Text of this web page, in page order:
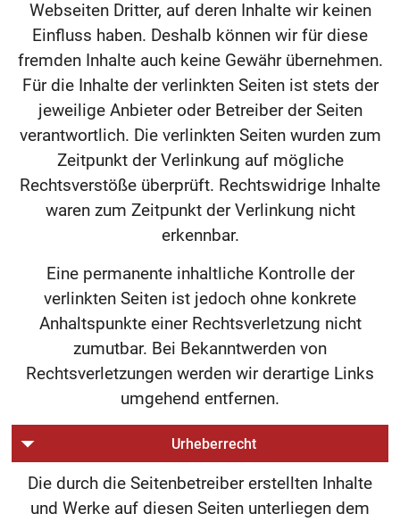
Webseiten Dritter, auf deren Inhalte wir keinen
Einfluss haben. Deshalb können wir für diese
fremden Inhalte auch keine Gewähr übernehmen.
Für die Inhalte der verlinkten Seiten ist stets der
jeweilige Anbieter oder Betreiber der Seiten
verantwortlich. Die verlinkten Seiten wurden zum
Zeitpunkt der Verlinkung auf mögliche
Rechtsverstöße überprüft. Rechtswidrige Inhalte
waren zum Zeitpunkt der Verlinkung nicht
erkennbar.
Eine permanente inhaltliche Kontrolle der
verlinkten Seiten ist jedoch ohne konkrete
Anhaltspunkte einer Rechtsverletzung nicht
zumutbar. Bei Bekanntwerden von
Rechtsverletzungen werden wir derartige Links
umgehend entfernen.
Urheberrecht
Die durch die Seitenbetreiber erstellten Inhalte
und Werke auf diesen Seiten unterliegen dem